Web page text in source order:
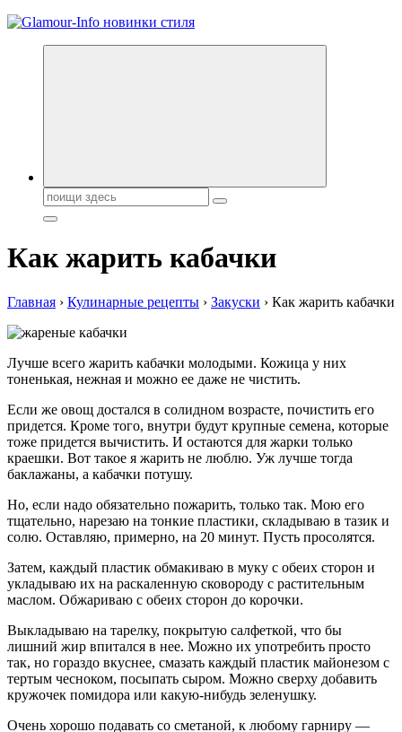
Секреты молодости, красоты и долголетия. Гламурный журнал
Поиск:
Как жарить кабачки
Главная › Кулинарные рецепты › Закуски › Как жарить кабачки
Лучше всего жарить кабачки молодыми. Кожица у них
тоненькая, нежная и можно ее даже не чистить.
Если же овощ достался в солидном возрасте, почистить его
придется. Кроме того, внутри будут крупные семена, которые
тоже придется вычистить. И остаются для жарки только
краешки. Вот такое я жарить не люблю. Уж лучше тогда
баклажаны, а кабачки потушу.
Но, если надо обязательно пожарить, только так. Мою его
тщательно, нарезаю на тонкие пластики, складываю в тазик и
солю. Оставляю, примерно, на 20 минут. Пусть просолятся.
Затем, каждый пластик обмакиваю в муку с обеих сторон и
укладываю их на раскаленную сковороду с растительным
маслом. Обжариваю с обеих сторон до корочки.
Выкладываю на тарелку, покрытую салфеткой, что бы
лишний жир впитался в нее. Можно их употребить просто
так, но гораздо вкуснее, смазать каждый пластик майонезом с
тертым чесноком, посыпать сыром. Можно сверху добавить
кружочек помидора или какую-нибудь зеленушку.
Очень хорошо подавать со сметаной, к любому гарниру —